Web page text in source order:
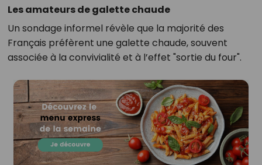
Les amateurs de galette chaude
Un sondage informel révèle que la majorité des
Français préfèrent une galette chaude, souvent
associée à la convivialité et à l’effet "sortie du four".